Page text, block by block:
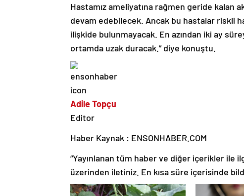
Hastamız ameliyatına rağmen geride kalan
devam edebilecek. Ancak bu hastalar riskli
ilişkide bulunmayacak. En azından iki ay
ortamda uzak duracak.” diye konuştu.
Adile Topçu
Editor
Haber Kaynak : ENSONHABER.COM
“Yayınlanan tüm haber ve diğer içerikler ile
üzerinden iletiniz. En kısa süre içerisinde